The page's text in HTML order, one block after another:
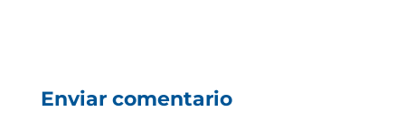
Enviar comentario